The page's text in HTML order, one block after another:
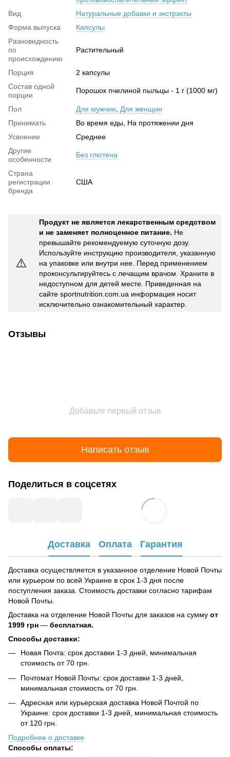
Вид
Натуральные добавки и экстракты
Форма выпуска
Капсулы
Разновидность
по
происхождению
Растительный
Порция
2 капсулы
Состав одной
порции
Порошок пчелиной пыльцы - 1 г (1000 мг)
Пол Для мужчин
Для женщин
Принимать
Во время еды, На протяжении дня
Усвоение
Среднее
Другие
особенности
Без глютена
Страна
регистрации
бренда
США
⚠️
Продукт не является лекарственным средством
и не заменяет полноценное питание. Не
превышайте рекомендуемую суточную дозу.
Используйте инструкцию производителя, указанную
на упаковке или внутри нее. Перед применением
проконсультируйтесь с лечащим врачом. Храните в
недоступном для детей месте. Приведенная на
сайте sportnutrition.com.ua информация носит
исключительно ознакомительный характер.
Отзывы
Добавьте первый отзыв
Написать отзыв
Поделиться в соцсетях
Доставка Оплата Гарантия
Доставка осуществляется в указанное отделение Новой Почты
или курьером по всей Украине в срок 1-3 дня после
поступления заказа. Стоимость доставки согласно тарифам
Новой Почты.
Доставка на отделение Новой Почты для заказов на сумму от
1999 грн — бесплатная.
Способы доставки:
Новая Почта: срок доставки 1-3 дней, минимальная
стоимость от 70 грн.
Почтомат Новой Почты: срок доставки 1-3 дней,
минимальная стоимость от 70 грн.
Адресная или курьерская доставка Новой Почтой по
Украине: срок доставки 1-3 дней, минимальная стоимость
от 120 грн.
Подробнее о доставке
Способы оплаты: